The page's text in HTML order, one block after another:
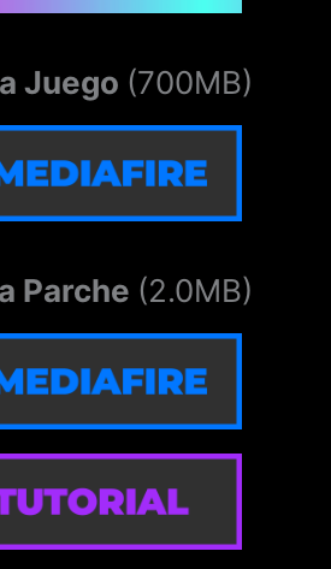
Juego (700MB)
Parche (2.0MB)